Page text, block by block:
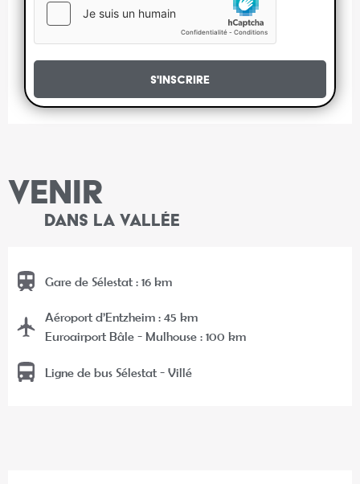
S'inscrire
VENIR
DANS LA VALLÉE
Gare de Sélestat : 16 km
Aéroport d’Entzheim : 45 km
Euroairport Bâle - Mulhouse : 100 km
Ligne de bus Sélestat - Villé